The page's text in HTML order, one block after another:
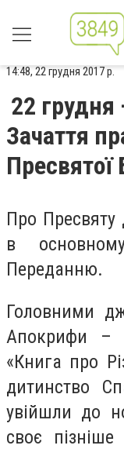
14:48, 22 грудня 2017 р.
22 грудня
Зачаття
Пресвятої
Про Пресвяту
в
Переданню.
Головними
Апокрифи –
«Книга про
дитинство
увійшли до
своє